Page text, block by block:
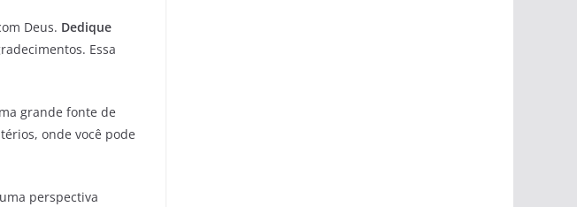
Deus. Dedique
Essa
grande fonte de
onde você pode
perspectiva